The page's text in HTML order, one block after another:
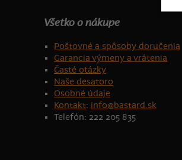
Všetko o nákupe
Poštovné a spôsoby doručenia
Garancia výmeny a vrátenia
Časté otázky
Naše desatoro
Osobné údaje
Kontakt: info@bastard.sk
Telefón: 222 205 835